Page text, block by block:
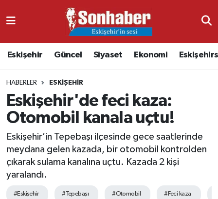
Eskişehir Güncel Siyaset Ekonomi
HABERLER ESKIŞEHIR
Eskişehir'de feci kaza:
Otomobil kanala uçtu!
Eskişehir’in Tepebaşı ilçesinde gece saatlerinde
meydana gelen kazada, bir otomobil kontrolden
çıkarak sulama kanalına uçtu. Kazada 2 kişi
yaralandı.
#Eskişehir #Tepebaşı #Otomobil #Feci kaza
Ekonomi
Güncel
Kültür & Sanat
Magazin
Nöbetçi Eczaneler
Namaz Vakitleri
Trafik Durumu
Süper Lig Puan Durumu ve Fikstür
Tüm Manşetler